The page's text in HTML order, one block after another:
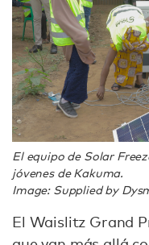
El equipo de Solar
jóvenes de Kakuma.
Image: Supplied by
El Waislitz Grand